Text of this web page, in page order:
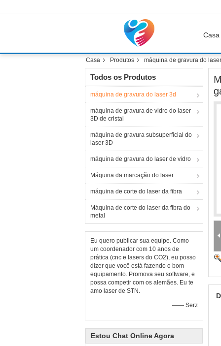
Casa
Casa Produtos máquina de gravura do
Todos os Produtos
máquina de gravura do laser 3d
máquina de gravura de vidro do laser
3D de cristal
máquina de gravura subsuperficial do
laser 3D
máquina de gravura do laser de vidro
Máquina da marcação do laser
máquina de corte do laser da fibra
Máquina de corte do laser da fibra do
metal
Eu quero publicar sua equipe. Como
um coordenador com 10 anos de
prática (cnc e lasers do CO2), eu posso
dizer que você está fazendo o bom
equipamento. Promova seu software, e
possa competir com os alemães. Eu te
amo laser de STN.
—— Serz
Estou Chat Online Agora